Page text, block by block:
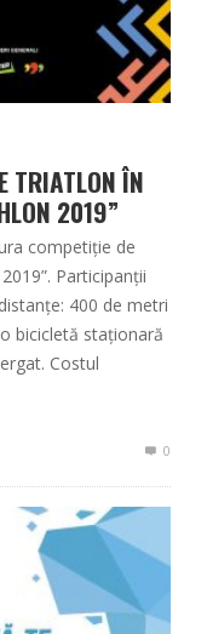
TRIATLON ÎN
2019”
competiție de
Participanții
400 de metri
bicicletă staționară
Costul
0